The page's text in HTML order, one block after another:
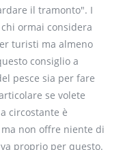
il tramonto". I
ormai considera
turisti ma almeno
consiglio a
pesce sia per fare
se volete
circostante è
non offre niente di
proprio per questo.